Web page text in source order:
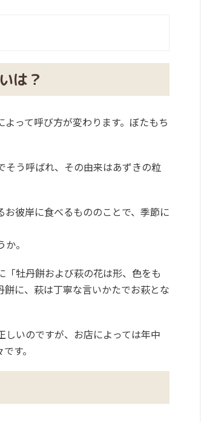
は？
って呼び方が変わります。ぼたもち
う呼ばれ、その由来はあずきの粒
彼岸に食べるもののことで、季節に
。
牡丹餅および萩の花は形、色をも
に、萩は丁寧な言いかたでお萩とな
しいのですが、お店によっては年中
す。